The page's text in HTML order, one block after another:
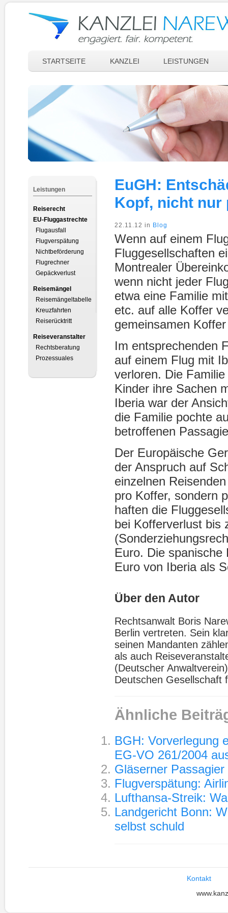
STARTSEITE KANZLEI LEISTUNGEN
EuGH:
Kopf, nicht nur
22.11.12 in Blog
Wenn auf einem
Fluggesellschaften
Montrealer
wenn nicht jeder
etwa eine Familie
etc. auf alle Koffer
gemeinsamen
Im entsprechenden
auf einem Flug mit
verloren. Die
Kinder ihre Sachen
Iberia war der
die Familie pochte
betroffenen
Der Europäische
der Anspruch auf
einzelnen
pro Koffer, sondern
haften die
bei Kofferverlust bis
Euro. Die
Euro von Iberia als
Über den Autor
Rechtsanwalt Boris
Berlin vertreten. Sein
seinen Mandanten
als auch
(Deutscher
Deutschen Gesellschaft
Ähnliche
BGH: Vorverlegung
EG-VO 261/2004
Gläserner
Flugverspätung:
Lufthansa-Streik:
Landgericht Bonn:
selbst schuld
Leistungen
Reiserecht
EU-Fluggastrechte
Flugausfall
Flugverspätung
Nichtbeförderung
Flugrechner
Gepäckverlust
Reisemängel
Reisemängeltabelle
Kreuzfahrten
Reiserücktritt
Reiseveranstalter
Rechtsberatung
Prozessuales
Kontakt